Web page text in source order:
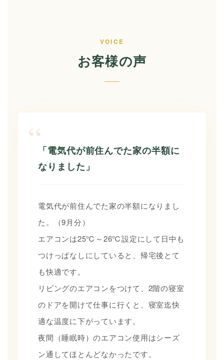
VOICE
お客様の声
“「電気代が前住んでた家の半額に
なりました」
電気代が前住んでた家の半額になりまし
た。（9月分）
エアコンは25℃～26℃設定にして日中も
つけっぱなしにしていると、帰宅後とて
も快適です。
リビングのエアコンをつけて、2階の寝室
のドアを開けて仕事に行くと、寝室迄快
適な温度に下がっています。
夜間（睡眠時）のエアコン使用はシーズ
ン通してほとんどなかったです。